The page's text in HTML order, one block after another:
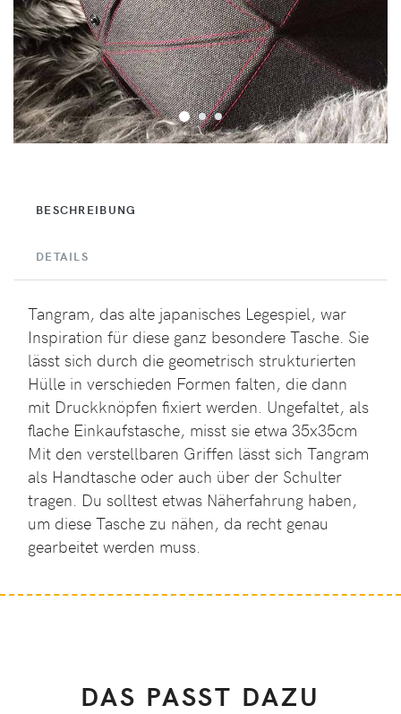
BESCHREIBUNG
DETAILS
Tangram, das alte japanisches Legespiel, war
Inspiration für diese ganz besondere Tasche. Sie
lässt sich durch die geometrisch strukturierten
Hülle in verschieden Formen falten, die dann
mit Druckknöpfen fixiert werden. Ungefaltet, als
flache Einkaufstasche, misst sie etwa 35x35cm
Mit den verstellbaren Griffen lässt sich Tangram
als Handtasche oder auch über der Schulter
tragen. Du solltest etwas Näherfahrung haben,
um diese Tasche zu nähen, da recht genau
gearbeitet werden muss.
DAS PASST DAZU